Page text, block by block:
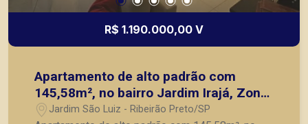
R$ 1.190.000,00 V
Apartamento de alto padrão com
145,58m², no bairro Jardim Irajá, Zona
Sul de Ribeirão Preto/SP;
Jardim São Luiz - Ribeirão Preto/SP